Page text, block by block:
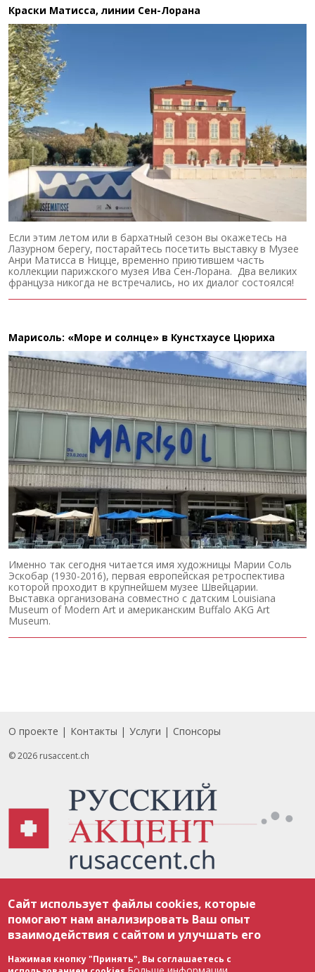
Краски Матисса, линии Сен-Лорана
Если этим летом или в бархатный сезон вы окажетесь на
Лазурном берегу, постарайтесь посетить выставку в Музее
Анри Матисса в Ницце, временно приютившем часть
коллекции парижского музея Ива Сен-Лорана. Два великих
француза никогда не встречались, но их диалог состоялся!
Марисоль: «Море и солнце» в Кунстхаусе Цюриха
Именно так сегодня читается имя художницы Марии Соль
Эскобар (1930-2016), первая европейская ретроспектива
которой проходит в крупнейшем музее Швейцарии.
Выставка организована совместно с датским Louisiana
Museum of Modern Art и американским Buffalo AKG Art
Museum.
Footer
О проекте Контакты Услуги Спонсоры
© 2026 rusaccent.ch
соответствии с законодательством Швейцарии об авторском праве и
международными соглашениями. Полное или частичное использование
материалов возможно только с разрешения редакции. В случае полного
или частичного воспроизведения материалов сайта rusaccent.ch,
ОБЯЗАТЕЛЬНА АКТИВНАЯ ГИПЕРССЫЛКА на конкретный заимствованный
текст. Фотоизображения, размещенные редакцией rusaccent.ch, являются
ее исключительной собственностью. Полное или частичное
Сайт использует файлы cookies, которые
помогают нам анализировать Ваш опыт
взаимодействия с сайтом и улучшать его
Нажимая кнопку "Принять", Вы соглашаетесь с